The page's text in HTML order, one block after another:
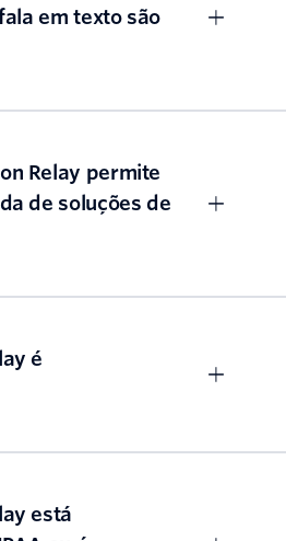
em texto são
Relay permite
de soluções de
é
está